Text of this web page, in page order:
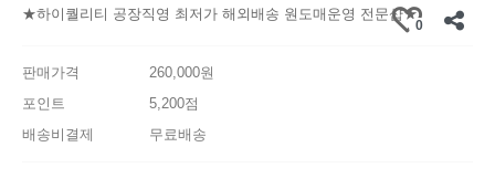
★하이퀄리티 공장직영 최저가 해외배송 원도매운영 전문샵★
0
판매가격
260,000원
포인트
5,200점
배송비결제
무료배송